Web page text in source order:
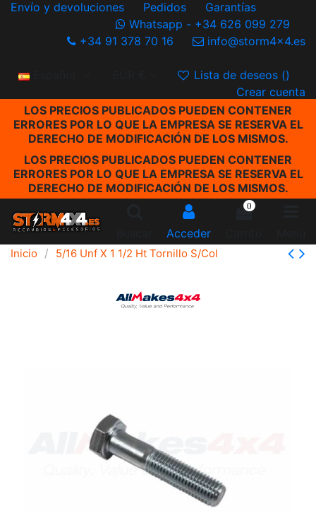
Envío y devoluciones Pedidos
Garantías
Whatsapp - +34 626 099 279
+34 91 378 70 16
info@storm4x4.es
Español Lista de deseos ()
Crear cuenta
LOS PRECIOS PUBLICADOS PUEDEN CONTENER
ERRORES POR LO QUE LA EMPRESA SE RESERVA EL
DERECHO DE MODIFICACIÓN DE LOS MISMOS.
LOS PRECIOS PUBLICADOS PUEDEN CONTENER
ERRORES POR LO QUE LA EMPRESA SE RESERVA EL
DERECHO DE MODIFICACIÓN DE LOS MISMOS.
Acceder
0
Inicio 5/16 Unf X 1 1/2 Ht Tornillo S/Col